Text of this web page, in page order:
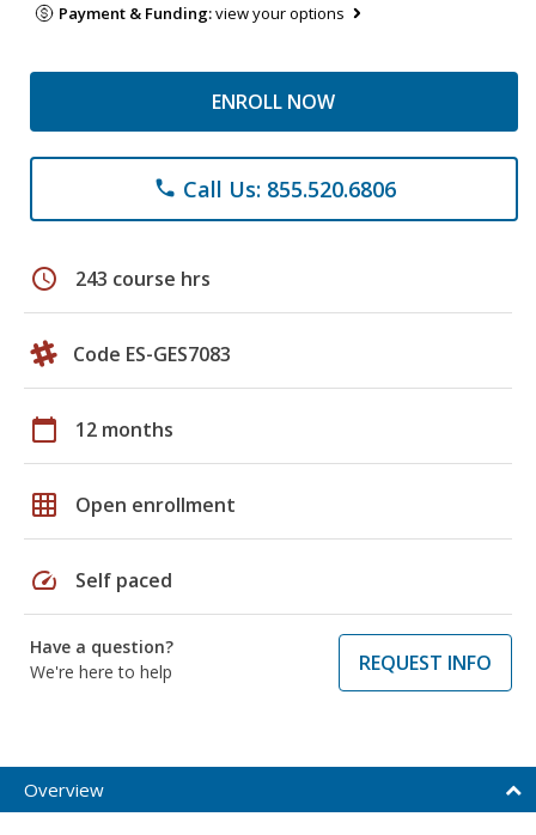
Payment & Funding:view your options
ENROLL NOW
phone Call Us: 855.520.6806
schedule 243 course hrs
Code ES-GES7083
calendar_today 12 months
grid_on Open enrollment
speed Self paced
Have a question?
We're here to help
REQUEST INFO
Overview